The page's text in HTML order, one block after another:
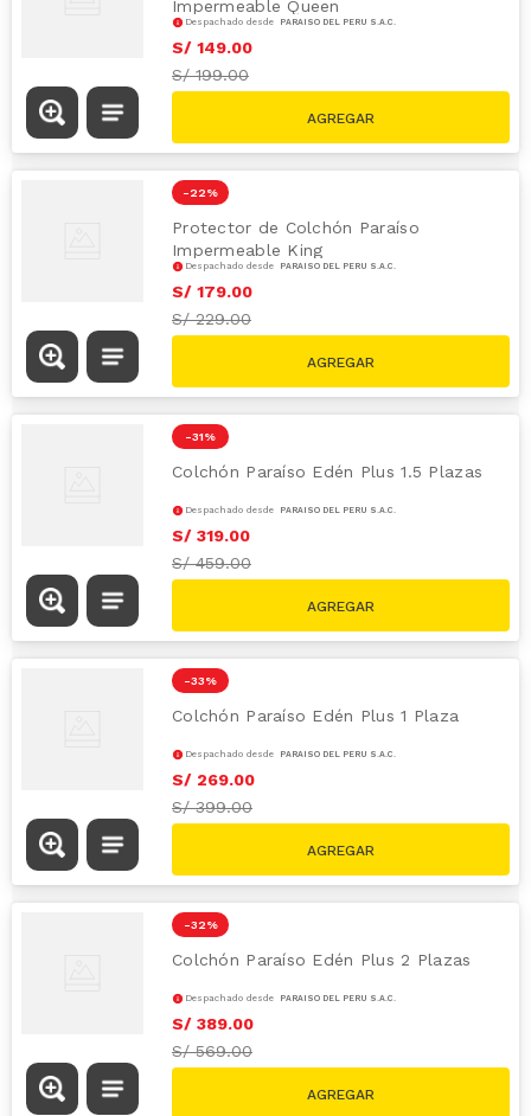
Impermeable Queen
Despachado desde PARAÍSO DEL PERÚ S.A.C.
S/ 149.00
S/199.00
-22 %
Protector de Colchón Paraíso
Impermeable King
Despachado desde PARAÍSO DEL PERÚ S.A.C.
S/ 179.00
S/229.00
-31 %
Colchón Paraíso Edén Plus 1.5 Plazas
Despachado desde PARAÍSO DEL PERÚ S.A.C.
S/ 319.00
S/459.00
-33 %
Colchón Paraíso Edén Plus 1 Plaza
Despachado desde PARAÍSO DEL PERÚ S.A.C.
S/ 269.00
S/399.00
-32 %
Colchón Paraíso Edén Plus 2 Plazas
Despachado desde PARAÍSO DEL PERÚ S.A.C.
S/ 389.00
S/569.00